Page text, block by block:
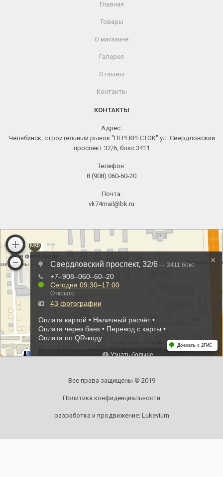
Главная
Товары
О магазине
Галерея
Отзывы
Контакты
КОНТАКТЫ
Адрес:
Челябинск, строительный рынок "ПЕРЕКРЕСТОК" ул. Свердловский
проспект 32/6, бокс 3411
Телефон:
8 (908) 060-60-20
Почта:
vk74mail@bk.ru
Все права защищены © 2019
Политика конфиденциальности
разработка и продвижение: Lukevium